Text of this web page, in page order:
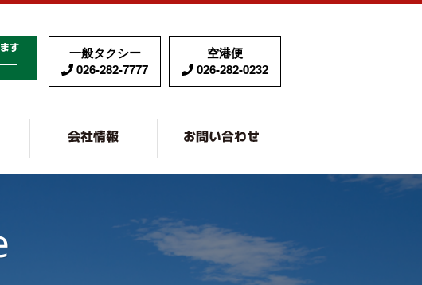
CHUO TAXI
一般タクシー
026-282-7777
空港便
026-282-0232
タクシーサービス 会社情報